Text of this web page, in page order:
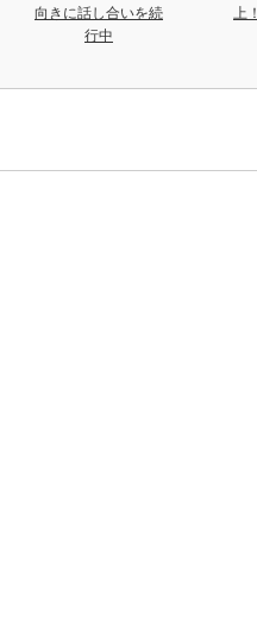
向きに話し合いを続
行中
上！